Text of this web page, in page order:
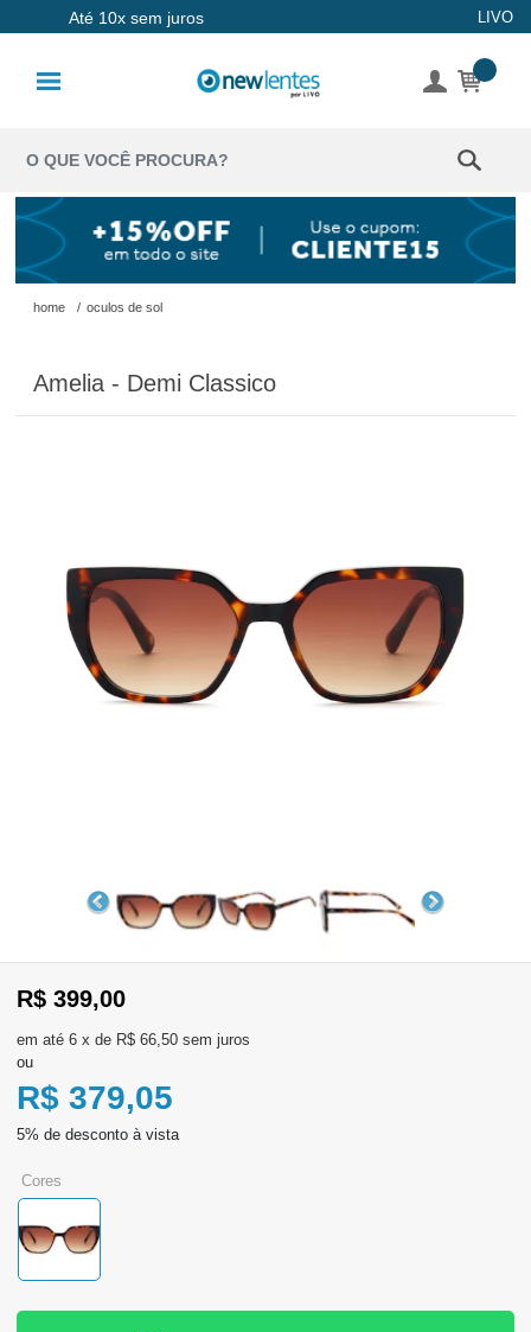
Até 10x sem juros LIVO
Coloridas
Solução
Óculos de
Óculos de
Grau
Consultar
Pedidos
Recompra
aqui
Registre-
se
home / oculos de sol
Amelia - Demi Classico
R$ 399,00
6 x de R$ 66,50 sem juros
ou
R$ 379,05
cores